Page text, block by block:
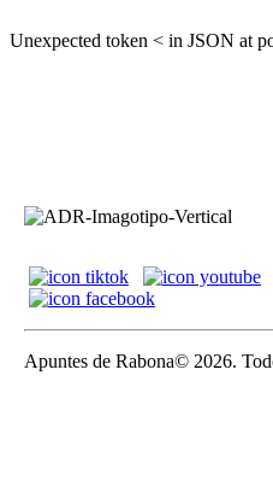
Unexpected token < in JSON at
Apuntes de Rabona© 2026.